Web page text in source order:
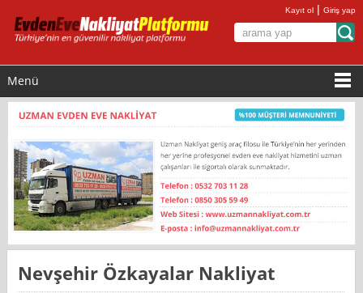
Kayıt ol |Giriş yap
Menü
Nevşehir Özkayalar Nakliyat